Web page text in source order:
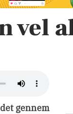
vel
gennem